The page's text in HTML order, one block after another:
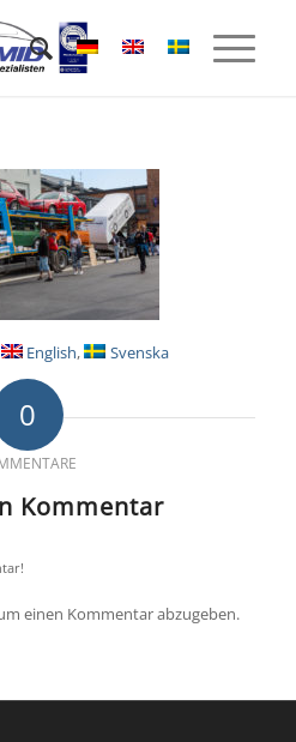
English Svenska
0
Kommentar
einen Kommentar abzugeben.